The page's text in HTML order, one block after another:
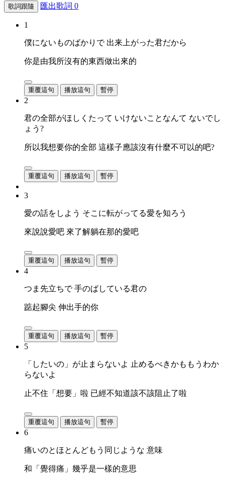
歌詞跟隨 匯出歌詞 0
1
僕にないものばかりで 出来上がった君だから
你是由我所沒有的東西做出來的
重覆這句 播放這句 暫停
2
君の全部がほしくたって いけないことなんて ないでし
ょう?
所以我想要你的全部 這樣子應該沒有什麼不可以的吧?
重覆這句 播放這句 暫停
3
愛の話をしよう そこに転がってる愛を知ろう
來說說愛吧 來了解躺在那的愛吧
重覆這句 播放這句 暫停
4
つま先立ちで 手のばしている君の
踮起腳尖 伸出手的你
重覆這句 播放這句 暫停
5
「したいの」が止まらないよ 止めるべきかももうわか
らないよ
止不住「想要」啦 已經不知道該不該阻止了啦
重覆這句 播放這句 暫停
6
痛いのとほとんどもう同じような 意味
和「覺得痛」幾乎是一樣的意思